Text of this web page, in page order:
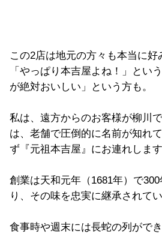
この2店は地元の方々も本当に好
「やっぱり本吉屋よね！」とい
が絶対おいしい」という方も。
私は、遠方からのお客様が柳川
は、老舗で圧倒的に名前が知れ
ず『元祖本吉屋』にお連れします
創業は天和元年（1681年）で
り、その味を忠実に継承されて
食事時や週末には長蛇の列ができ